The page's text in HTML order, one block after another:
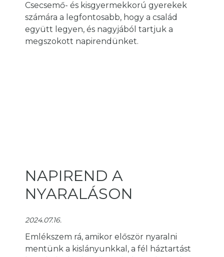
Csecsemő- és kisgyermekkorú gyerekek
számára a legfontosabb, hogy a család
együtt legyen, és nagyjából tartjuk a
megszokott napirendünket.
NAPIREND A
NYARALÁSON
2024.07.16.
Emlékszem rá, amikor először nyaralni
mentünk a kislányunkkal, a fél háztartást